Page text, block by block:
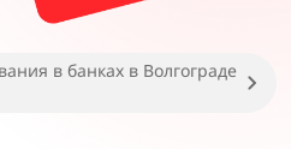
в банках в Волгограде